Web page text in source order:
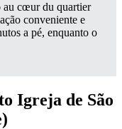
au cœur du quartier
conveniente e
a pé, enquanto o
Igreja de São